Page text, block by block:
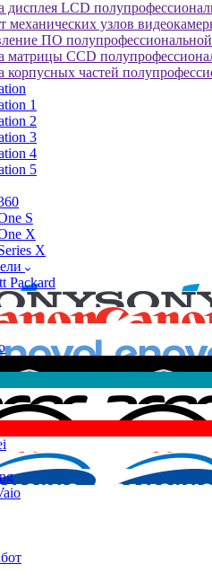
дисплея LCD
механических узлов
ПО
матрицы CCD
корпусных частей
1
2
3
4
5
S
X
X
Packard